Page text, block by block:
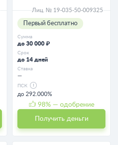
Лиц. № 19-035-50-009325
Первый бесплатно
Сумма
до 30 000 ₽
Срок
до 14 дней
Ставка
—
ПСК
до 292.000%
98% — одобрение
Получить деньги